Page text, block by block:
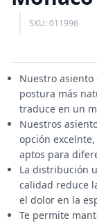
SKU: 011996
Nuestro
postura más
traduce en un
Nuestros
opción
aptos para
La distribución
calidad reduce
el dolor en la
Te permite